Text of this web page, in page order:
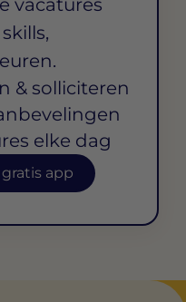
& solliciteren
elke dag
app